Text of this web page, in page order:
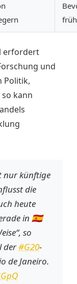
erfordert
und
Politik,
kann
künftige
die
heute
in 🇪🇸
so
der#G20-
de Janeiro.